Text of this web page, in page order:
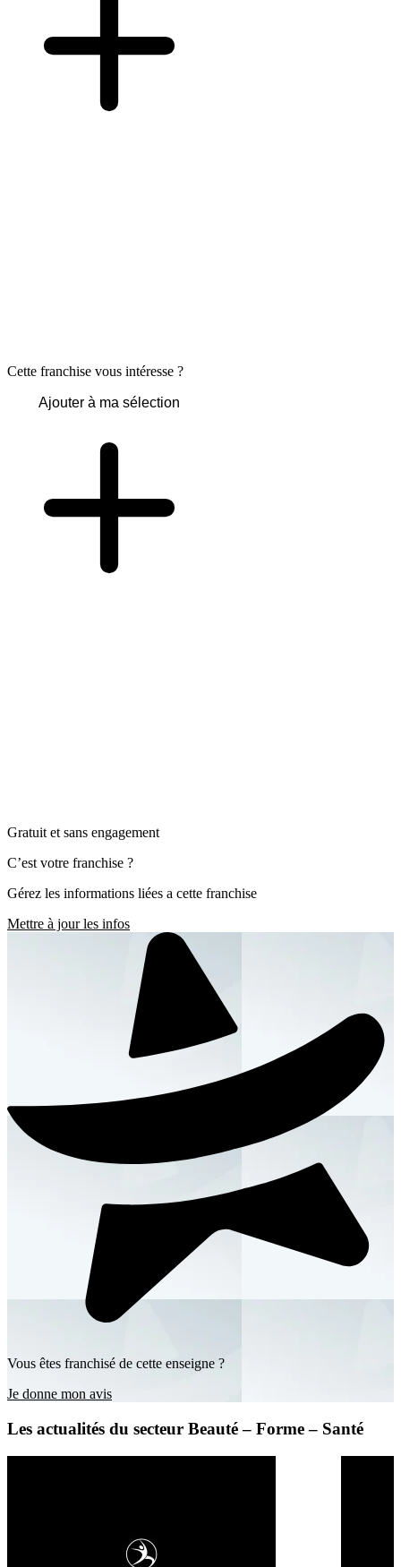
Cette franchise vous intéresse ?
Ajouter à ma sélection
Gratuit et sans engagement
C’est votre franchise ?
Gérez les informations liées a cette franchise
Mettre à jour les infos
Vous êtes franchisé de cette enseigne ?
Je donne mon avis
Les actualités du secteur Beauté – Forme – Santé